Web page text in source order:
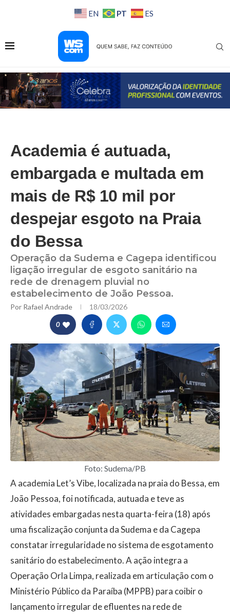
EN PT ES
Academia é autuada,
embargada e multada em
mais de R$ 10 mil por
despejar esgoto na Praia
do Bessa
Operação da Sudema e Cagepa identificou
ligação irregular de esgoto sanitário na
rede de drenagem pluvial no
estabelecimento de João Pessoa.
Por Rafael Andrade 18/03/2026
0
Foto: Sudema/PB
A academia Let’s Vibe, localizada na praia do Bessa, em
João Pessoa, foi notificada, autuada e teve as
atividades embargadas nesta quarta-feira (18) após
uma fiscalização conjunta da Sudema e da Cagepa
constatar irregularidade no sistema de esgotamento
sanitário do estabelecimento. A ação integra a
Operação Orla Limpa, realizada em articulação com o
Ministério Público da Paraíba (MPPB) para coibir o
lançamento irregular de efluentes na rede de